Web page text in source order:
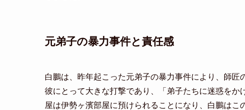
元弟子の暴力事件と責任感
白鵬は、昨年起こった元弟子の暴力事件により、師
彼にとって大きな打撃であり、「弟子たちに迷惑を
屋は伊勢ヶ濱部屋に預けられることになり、白鵬はこ